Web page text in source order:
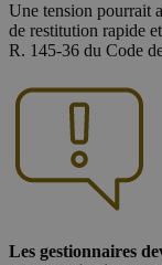
Une tension pourrait
de restitution rapide
R. 145-36 du Code
Les gestionnaires